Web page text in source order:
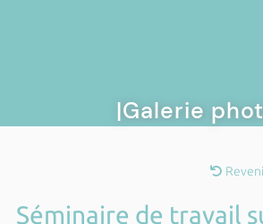
|Galerie
Séminaire de travail